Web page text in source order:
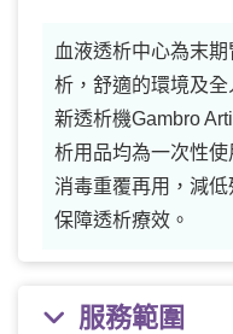
血液透析中心為末
析，舒適的環境及
新透析機Gambro
析用品均為一次性
消毒重覆再用，減低
保障透析療效。
服務範圍